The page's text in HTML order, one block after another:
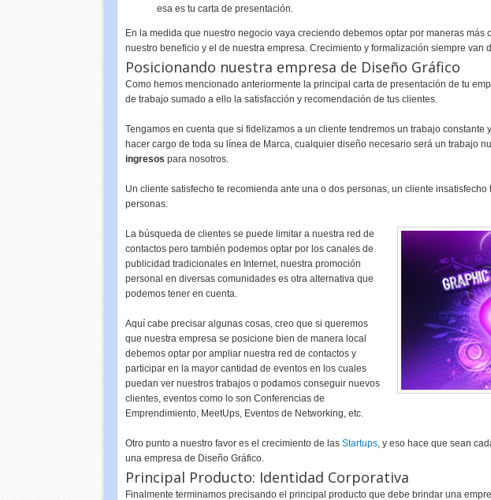
esa es tu carta de presentación.
En la medida que nuestro negocio vaya creciendo debemos optar por maneras más
nuestro beneficio y el de nuestra empresa. Crecimiento y formalización siempre van
Posicionando nuestra empresa de Diseño Gráfico
Como hemos mencionado anteriormente la principal carta de presentación de tu
de trabajo sumado a ello la satisfacción y recomendación de tus clientes.
Tengamos en cuenta que si fidelizamos a un cliente tendremos un trabajo constante
hacer cargo de toda su línea de Marca, cualquier diseño necesario será un trabajo
ingresos para nosotros.
Un cliente satisfecho te recomienda ante una o dos personas, un cliente insatisfecho
personas.
La búsqueda de clientes se puede limitar a nuestra red de
contactos pero también podemos optar por los canales de
publicidad tradicionales en Internet, nuestra promoción
personal en diversas comunidades es otra alternativa que
podemos tener en cuenta.
Aquí cabe precisar algunas cosas, creo que si queremos
que nuestra empresa se posicione bien de manera local
debemos optar por ampliar nuestra red de contactos y
participar en la mayor cantidad de eventos en los cuales
puedan ver nuestros trabajos o podamos conseguir nuevos
clientes, eventos como lo son Conferencias de
Emprendimiento, MeetUps, Eventos de Networking, etc.
Otro punto a nuestro favor es el crecimiento de las Startups, y eso hace que sean
una empresa de Diseño Gráfico.
Principal Producto: Identidad Corporativa
Finalmente terminamos precisando el principal producto que debe brindar una